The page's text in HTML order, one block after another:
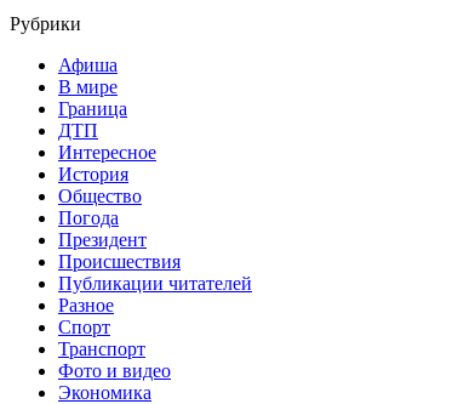
Рубрики
Афиша
В мире
Граница
ДТП
Интересное
История
Общество
Погода
Президент
Происшествия
Публикации читателей
Разное
Спорт
Транспорт
Фото и видео
Экономика